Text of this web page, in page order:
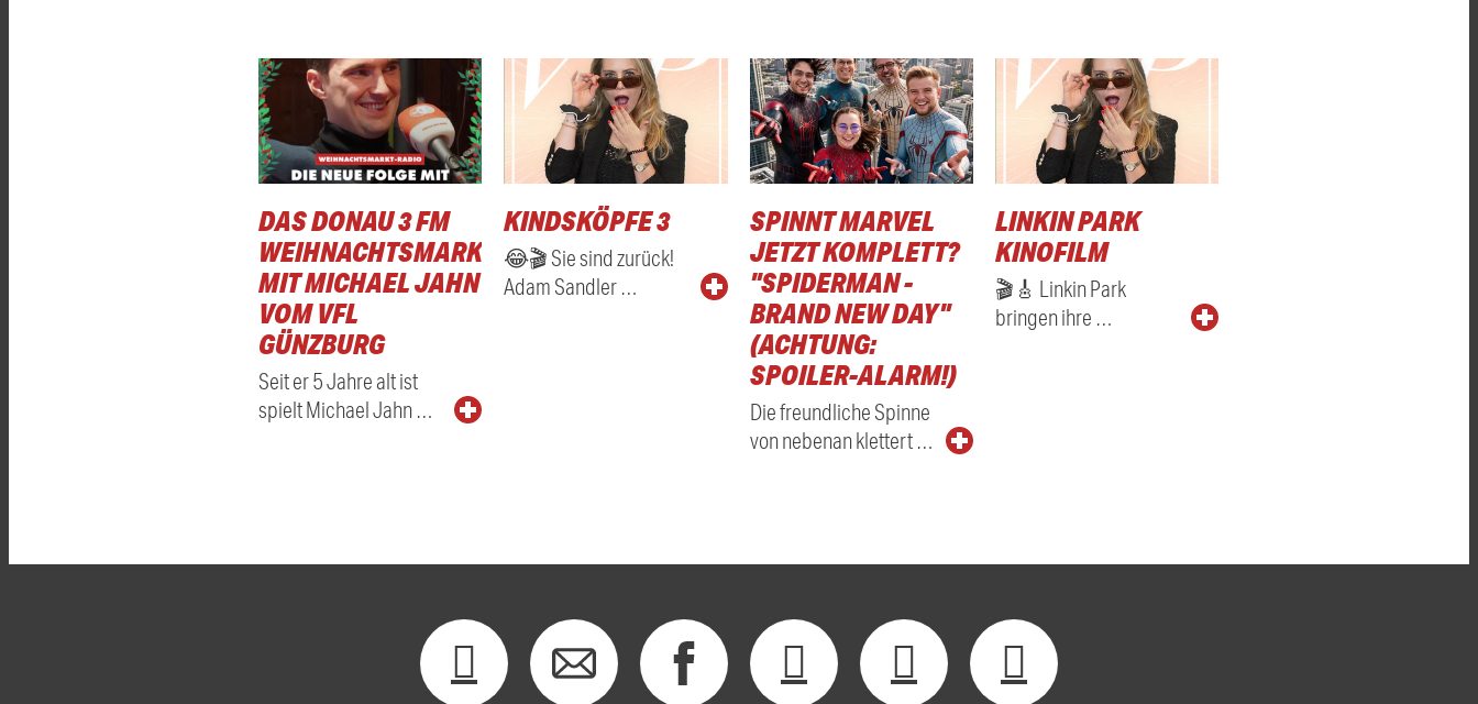
DAS DONAU 3 FM
WEIHNACHTSMARKTRADIO
MIT MICHAEL JAHN
VOM VFL
GÜNZBURG
Seit er 5 Jahre alt ist
spielt Michael Jahn …
KINDSKÖPFE 3
😂🎬 Sie sind zurück!
Adam Sandler …
SPINNT MARVEL
JETZT KOMPLETT?
"SPIDERMAN -
BRAND NEW DAY"
(ACHTUNG:
SPOILER-ALARM!)
Die freundliche Spinne
von nebenan klettert …
LINKIN PARK
KINOFILM
🎬🎸 Linkin Park
bringen ihre …